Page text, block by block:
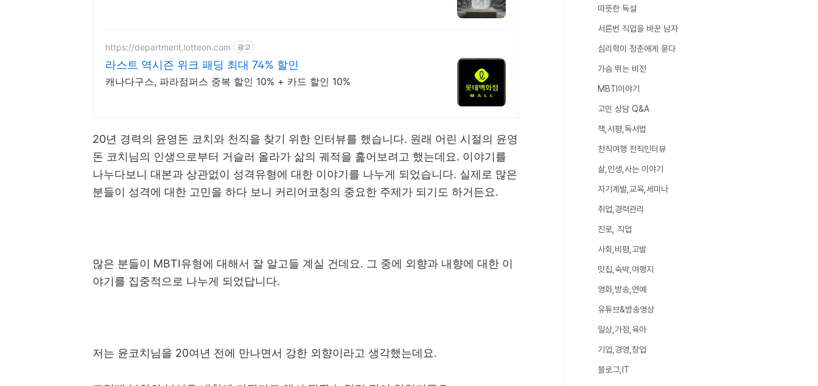
https://department.lotteon.com 광고
라스트 역시즌 위크 패딩 최대 74% 할인
캐나다구스, 파라점퍼스 중복 할인 10% + 카드 할인 10%
20년 경력의 윤영돈 코치와 천직을 찾기 위한 인터뷰를 했습니다. 원래 어린 시절의 윤영
돈 코치님의 인생으로부터 거슬러 올라가 삶의 궤적을 훑어보려고 했는데요. 이야기를
나누다보니 대본과 상관없이 성격유형에 대한 이야기를 나누게 되었습니다. 실제로 많은
분들이 성격에 대한 고민을 하다 보니 커리어코칭의 중요한 주제가 되기도 하거든요.
많은 분들이 MBTI유형에 대해서 잘 알고들 계실 건데요. 그 중에 외향과 내향에 대한 이
야기를 집중적으로 나누게 되었답니다.
저는 윤코치님을 20여년 전에 만나면서 강한 외향이라고 생각했는데요.
따뜻한 독설
서른번 직업을 바꾼 남자
심리학이 청춘에게 묻다
가슴 뛰는 비전
MBTI이야기
고민 상담 Q&A
책,서평,독서법
천직여행 천직인터뷰
삶,인생,사는 이야기
자기계발,교육,세미나
취업,경력관리
진로, 직업
사회,비평,고발
맛집,숙박,여행지
영화,방송,연예
유튜브&방송영상
일상,가정,육아
기업,경영,창업
블로그,IT